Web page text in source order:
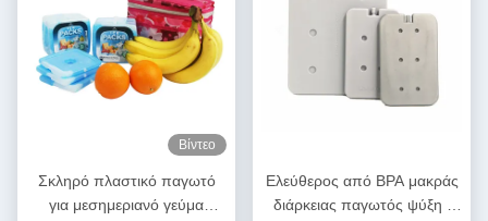
Βίντεο
Σκληρό πλαστικό παγωτό
για μεσημεριανό γεύμα
Ελεύθερος από BPA μακράς
διάρκειας παγωτός ψύξη /